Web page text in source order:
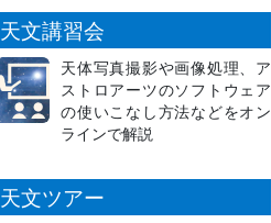
天文講習会
天体写真撮影や画像処理、ア
ストロアーツのソフトウェア
の使いこなし方法などをオン
ラインで解説
天文ツアー